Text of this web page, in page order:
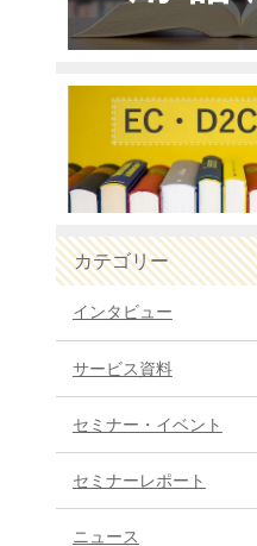
カテゴリー
インタビュー
サービス資料
セミナー・イベント
セミナーレポート
ニュース